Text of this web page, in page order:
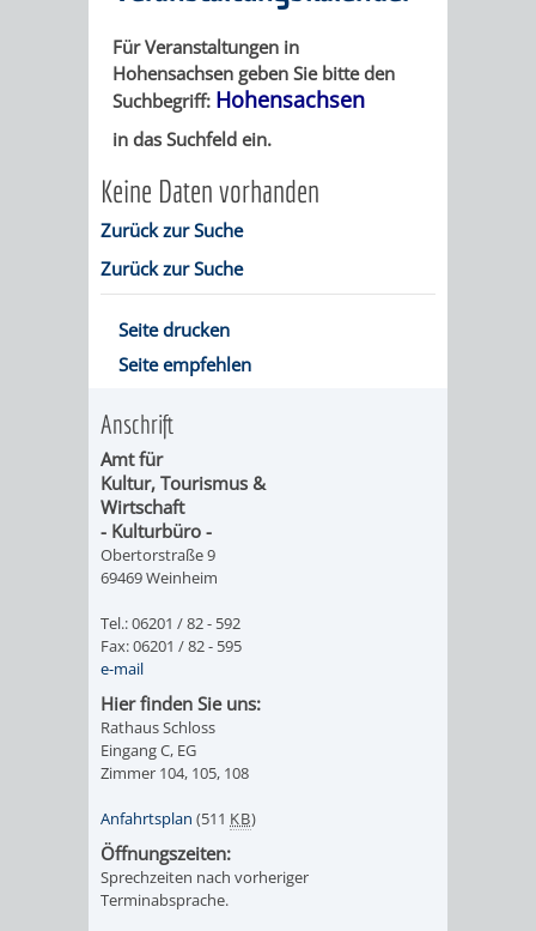
STADTPORTRAIT
ANET
Für Veranstaltungen in
Hohensachsen geben Sie bitte den
Suchbegriff: Hohensachsen
in das Suchfeld ein.
Keine Daten vorhanden
Zurück zur Suche
Zurück zur Suche
Seite drucken
Seite empfehlen
Anschrift
Amt für
Kultur, Tourismus &
Wirtschaft
- Kulturbüro -
Obertorstraße 9
69469 Weinheim
Tel.: 06201 / 82 - 592
Fax: 06201 / 82 - 595
e-mail
Hier finden Sie uns:
Rathaus Schloss
Eingang C, EG
Zimmer 104, 105, 108
Anfahrtsplan (511 KB)
Öffnungszeiten:
Sprechzeiten nach vorheriger
Terminabsprache.